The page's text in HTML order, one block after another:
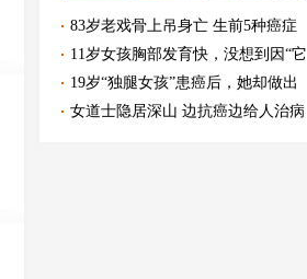
83岁老戏骨上吊身亡 生前5种癌症
11岁女孩胸部发育快，没想到因“它
19岁“独腿女孩”患癌后，她却做出
女道士隐居深山 边抗癌边给人治病